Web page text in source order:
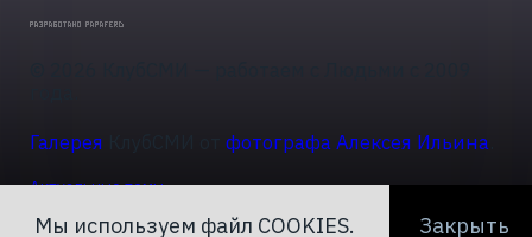
Галерея
фотографа Алексея Ильина
Актуальные темы
Мы используем файл COOKIES. Закрыть